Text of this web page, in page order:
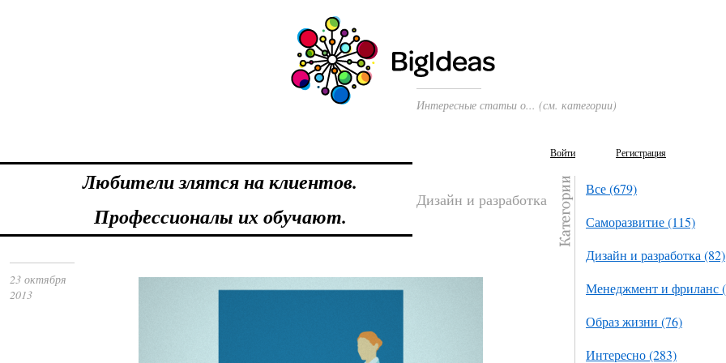
Интересные статьи о... (см. категории)
Любители злятся на клиентов.
Профессионалы их обучают.
Дизайн и разработка
23 октября
2013
Войти Регистрация
Все (679)
Саморазвитие (115)
Дизайн и разработка (82)
Менеджмент и фриланс
Образ жизни (76)
Интересно (283)